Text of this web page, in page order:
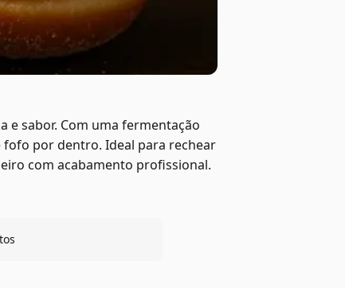
e sabor. Com uma fermentação
por dentro. Ideal para rechear
com acabamento profissional.